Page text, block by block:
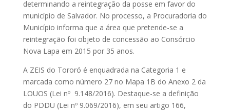
determinando a reintegração da posse em favor do
município de Salvador. No processo, a Procuradoria do
Município informa que a área que pretende-se a
reintegração foi objeto de concessão ao Consórcio
Nova Lapa em 2015 por 35 anos.
A ZEIS do Tororó é enquadrada na Categoria 1 e
marcada como número 27 no Mapa 1B do Anexo 2 da
LOUOS (Lei nº 9.148/2016). Destaque-se a definição
do PDDU (Lei nº 9.069/2016), em seu artigo 166,